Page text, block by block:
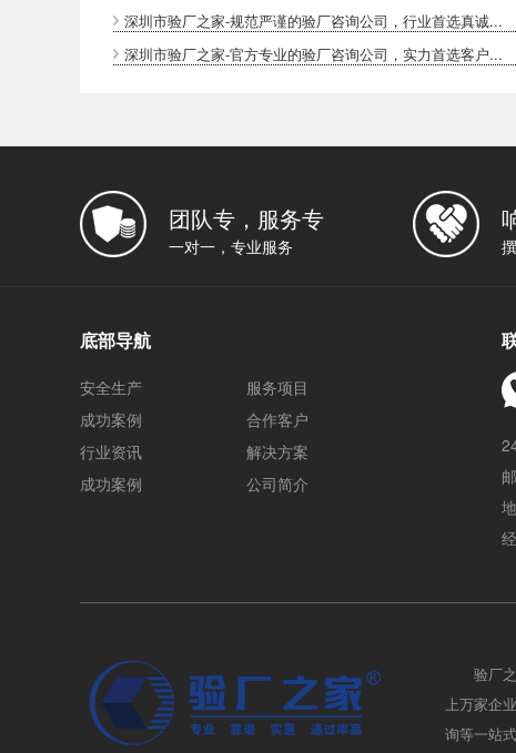
深圳市验厂之家-规范严谨的验厂咨询公司，行业首选真诚...
深圳市验厂之家-官方专业的验厂咨询公司，实力首选客户...
团队专，服务专
一对一，专业服务
底部导航
安全生产
服务项目
成功案例
合作客户
行业资讯
解决方案
成功案例
公司简介
验厂
上万家企
询等一站